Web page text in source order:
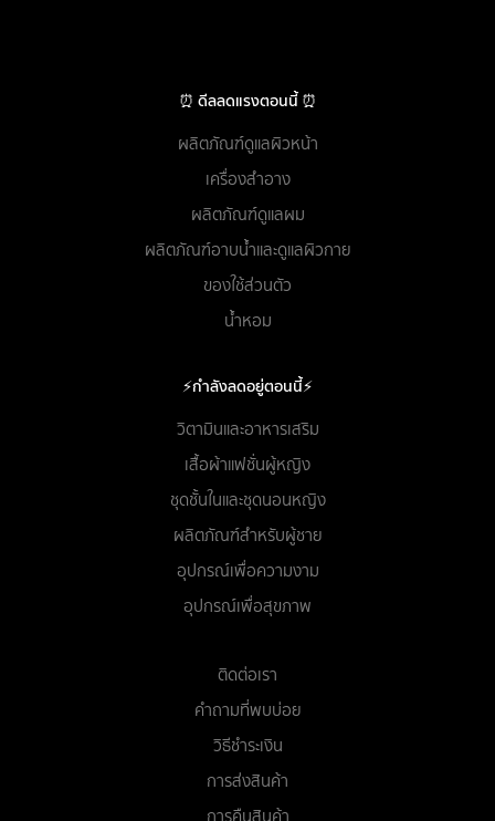
⏰ ดีลลดแรงตอนนี้ ⏰
ผลิตภัณฑ์ดูแลผิวหน้า
เครื่องสำอาง
ผลิตภัณฑ์ดูแลผม
ผลิตภัณฑ์อาบน้ำและดูแลผิวกาย
ของใช้ส่วนตัว
น้ำหอม
⚡กำลังลดอยู่ตอนนี้⚡
วิตามินและอาหารเสริม
เสื้อผ้าแฟชั่นผู้หญิง
ชุดชั้นในและชุดนอนหญิง
ผลิตภัณฑ์สำหรับผู้ชาย
อุปกรณ์เพื่อความงาม
อุปกรณ์เพื่อสุขภาพ
ติดต่อเรา
คำถามที่พบบ่อย
วิธีชำระเงิน
การส่งสินค้า